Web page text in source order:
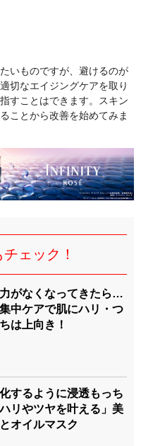
いものですが、避けるのが
切なエイジングケアを取り
すことはできます。スキン
ことから改善を始めてみま
ェック！
がなくなってきたら…
中ケアで肌にハリ・つ
は上向き！
するように浸透もっち
リやツヤを叶える」美
オイルマスク